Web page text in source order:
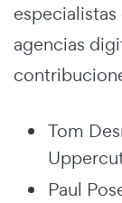
agencias
Tom
Paul